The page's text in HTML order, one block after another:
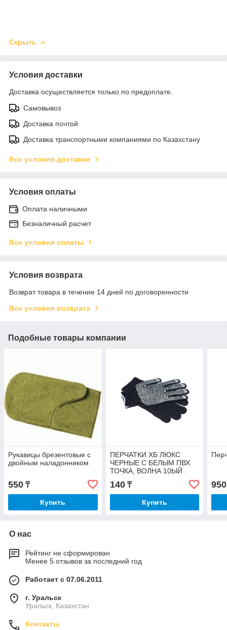
Скрыть
Условия доставки
Доставка осуществляется только по предоплате.
Самовывоз
Доставка почтой
Доставка транспортными компаниями по Казахстану
Все условия доставки
Условия оплаты
Оплата наличными
Безналичный расчет
Все условия оплаты
Условия возврата
Возврат товара в течение 14 дней по договоренности
Все условия возврата
Подобные товары компании
Рукавицы брезентовые с
двойным наладонником
550 ₸
Купить
ПЕРЧАТКИ ХБ ЛЮКС
ЧЕРНЫЕ С БЕЛЫМ ПВХ
ТОЧКА, ВОЛНА 10ЫЙ
КЛАСС
140₸
Купить
950
О нас
Рейтинг не сформирован
Менее 5 отзывов за последний год
Работает с 07.06.2011
г. Уральск
Уральск, Казахстан
Контакты